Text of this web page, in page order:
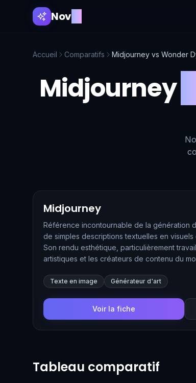
NovAI
Accueil Comparatifs Midjourney vs Wonder
Midjourney
Midjourney
Référence incontournable de la génération
de simples descriptions textuelles en
Son rendu esthétique, particulièrement
artistiques et les créateurs de contenu du
Texte en image Générateur d'art
Voir la fiche
Tableau comparatif